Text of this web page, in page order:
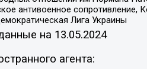
антивоенное сопротивление,
Лига Украины
на 13.05.2024
агента: